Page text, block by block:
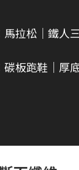
拉松｜鐵人
碳板跑鞋｜厚